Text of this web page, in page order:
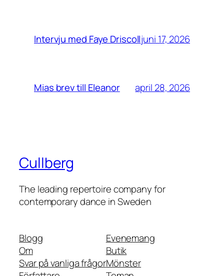
Intervju med Faye Driscolljuni 17, 2026
Mias brev till Eleanor april 28, 2026
Cullberg
The leading repertoire company for
contemporary dance in Sweden
Blogg
Om
Svar på vanliga frågor
Evenemang
Butik
Mönster